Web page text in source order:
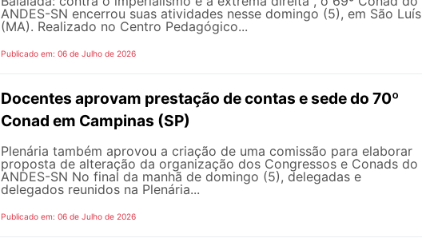
ANDES-SN encerrou suas atividades nesse domingo (5), em São Luís
(MA). Realizado no Centro Pedagógico...
Publicado em: 06 de Julho de 2026
Docentes aprovam prestação de contas e sede do 70º
Conad em Campinas (SP)
Plenária também aprovou a criação de uma comissão para elaborar
proposta de alteração da organização dos Congressos e Conads do
ANDES-SN No final da manhã de domingo (5), delegadas e
delegados reunidos na Plenária...
Publicado em: 06 de Julho de 2026